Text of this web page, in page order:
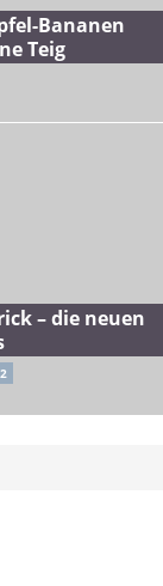
Bananen
Teig
– die neuen
2